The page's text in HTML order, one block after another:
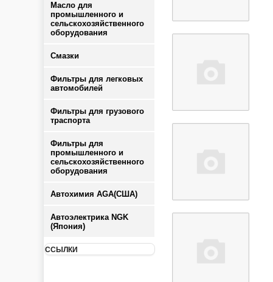
Масло для
промышленного и
сельскохозяйственного
оборудования
Смазки
Фильтры для легковых
автомобилей
Фильтры для грузового
траспорта
Фильтры для
промышленного и
сельскохозяйственного
оборудования
Автохимия AGA(США)
Автоэлектрика NGK
(Япония)
ССЫЛКИ